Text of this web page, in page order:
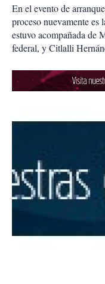
En el evento de
proceso nuevamente es
estuvo acompañada de
federal, y Citlalli